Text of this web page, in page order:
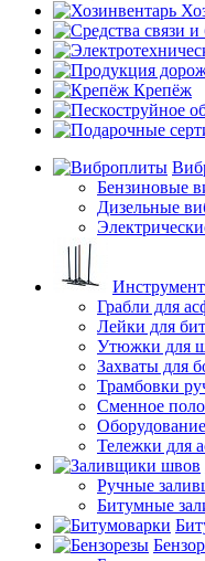
Крепёж
Бензиновые
Дизельные
Грабли для
Лейки для
Утюжки для
Захваты для
Трамбовки
Сменное
Тележки для
Ручные
Битумные